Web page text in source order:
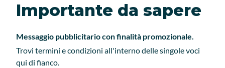
Importante da sapere
Messaggio pubblicitario con finalità promozionale.
Trovi termini e condizioni all'interno delle singole voci
qui di fianco.